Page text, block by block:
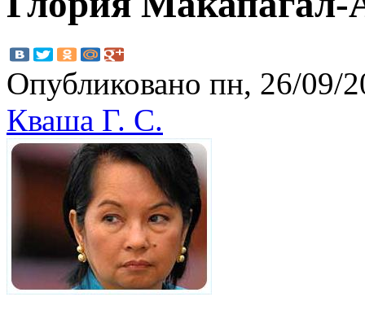
Опубликовано пн, 26/09/
Кваша Г. С.